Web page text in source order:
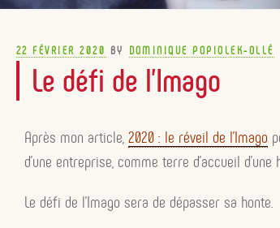
POSTED
22 FÉVRIER 2020 BY DOMINIQUE POPIOLEK-OLLÉ
Le défi de l’Imago
Après mon article, 2020 : le réveil de l’Imago
d’une entreprise, comme terre d’accueil
Le défi de l’Imago sera de dépasser sa honte.